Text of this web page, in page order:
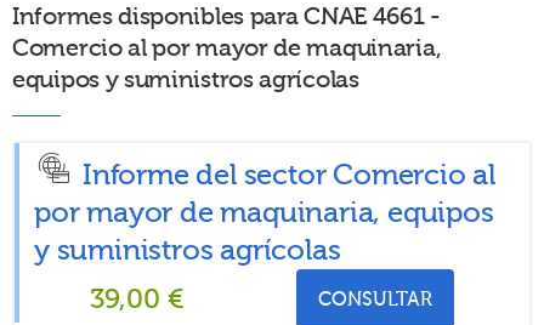
Informes disponibles para CNAE 4661 -
Comercio al por mayor de maquinaria,
equipos y suministros agrícolas
Informe del sector Comercio al
por mayor de maquinaria, equipos
y suministros agrícolas
39,00 € CONSULTAR